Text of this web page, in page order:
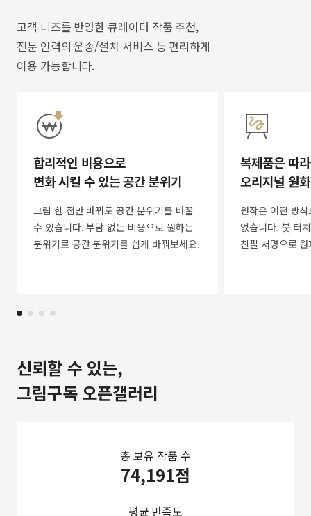
고객 니즈를 반영한 큐레이터 작품 추천,
전문 인력의 운송/설치 서비스 등 편리하게
이용 가능합니다.
합리적인 비용으로
변화 시킬 수 있는 공간 분위기
그림 한 점만 바꿔도 공간 분위기를 바꿀
수 있습니다. 부담 없는 비용으로 원하는
분위기로 공간 분위기를 쉽게 바꿔보세요.
복제품은 따
오리지널 원
원작은 어떤 방
없습니다. 붓 터
친필 서명으로
신뢰할 수 있는,
그림구독 오픈갤러리
총 보유 작품 수
74,191점
평균 만족도